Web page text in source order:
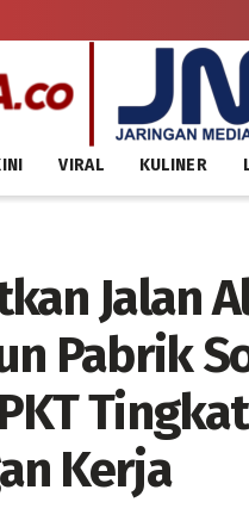
VIRAL KULINER
Jalan
Pabrik
Kerja